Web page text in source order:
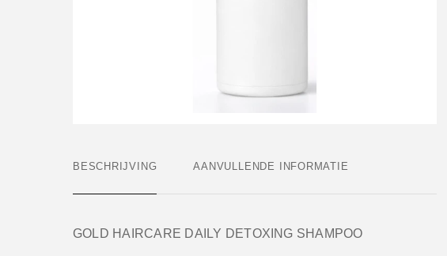
BESCHRIJVING AANVULLENDE INFORMATIE
GOLD HAIRCARE DAILY DETOXING SHAMPOO